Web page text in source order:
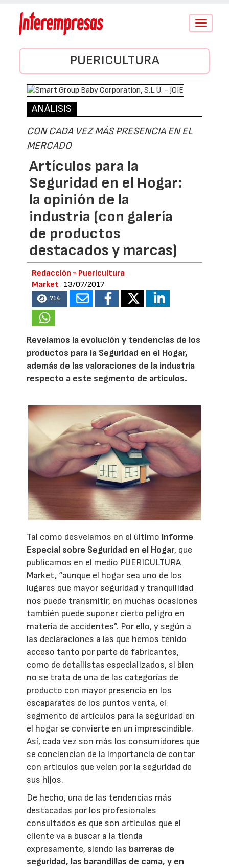
Conmutar
PUERICULTURA
ANÁLISIS
CON CADA VEZ MÁS PRESENCIA EN EL
MERCADO
Artículos para la
Seguridad en el Hogar:
la opinión de la
industria (con galería
de productos
destacados y marcas)
Redacción - Puericultura
Market
13/07/2017
714
Revelamos la evolución y tendencias de los
productos para la Seguridad en el Hogar,
además de las valoraciones de la industria
respecto a este segmento de artículos.
Tal como desvelamos en el último Informe
Especial sobre Seguridad en el Hogar, que
publicamos en el medio PUERICULTURA
Market, “aunque el hogar sea uno de los
lugares que mayor seguridad y tranquilidad
nos puede transmitir, en muchas ocasiones
también puede suponer cierto peligro en
materia de accidentes”. Por ello, y según a
las declaraciones a las que hemos tenido
acceso tanto por parte de fabricantes,
como de detallistas especializados, si bien
no se trata de una de las categorías de
producto con mayor presencia en los
escaparates de los puntos venta, el
segmento de artículos para la seguridad en
el hogar se convierte en un imprescindible.
Así, cada vez son más los consumidores que
se conciencian de la importancia de contar
con artículos que velen por la seguridad de
sus hijos.
De hecho, una de las tendencias más
destacadas por los profesionales
consultados es que son artículos que el
cliente va a buscar a la tienda
expresamente, siendo las barreras de
seguridad, las barandillas de cama, y en